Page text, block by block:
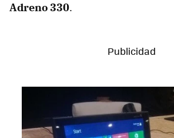
Adreno 330.